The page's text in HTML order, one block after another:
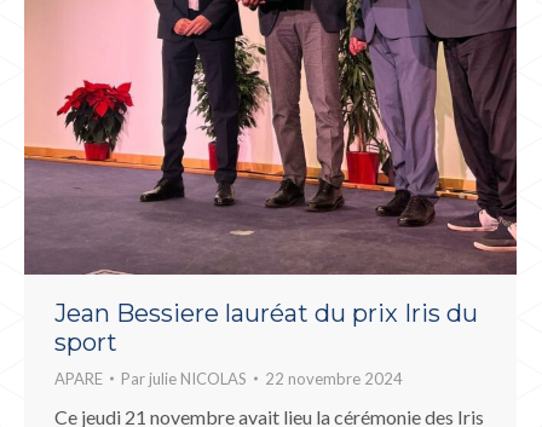
Jean Bessiere lauréat du prix Iris du
sport
APARE Par julie NICOLAS 22 novembre 2024
Ce jeudi 21 novembre avait lieu la cérémonie des Iris